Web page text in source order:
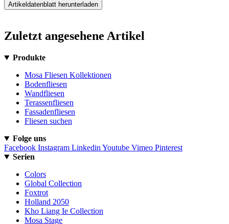
Artikeldatenblatt herunterladen
Zuletzt angesehene Artikel
Produkte
Mosa Fliesen Kollektionen
Bodenfliesen
Wandfliesen
Terassenfliesen
Fassadenfliesen
Fliesen suchen
Folge uns
Facebook Instagram Linkedin Youtube Vimeo Pinterest
Serien
Colors
Global Collection
Foxtrot
Holland 2050
Kho Liang Ie Collection
Mosa Stage